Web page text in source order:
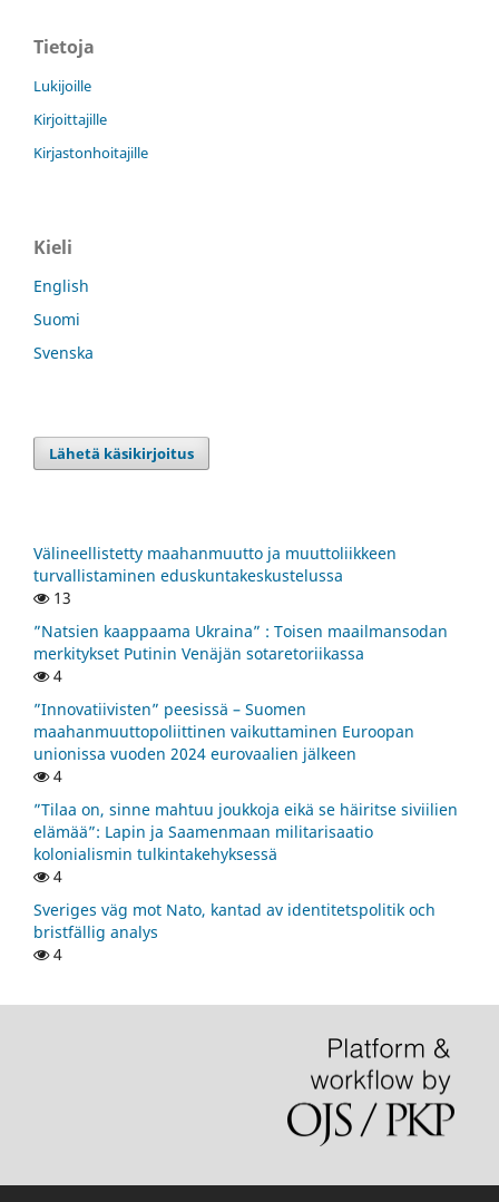
Tietoja
Lukijoille
Kirjoittajille
Kirjastonhoitajille
Kieli
English
Suomi
Svenska
Lähetä käsikirjoitus
Välineellistetty maahanmuutto ja muuttoliikkeen
turvallistaminen eduskuntakeskustelussa
13
”Natsien kaappaama Ukraina” : Toisen maailmansodan
merkitykset Putinin Venäjän sotaretoriikassa
4
”Innovatiivisten” peesissä – Suomen
maahanmuuttopoliittinen vaikuttaminen Euroopan
unionissa vuoden 2024 eurovaalien jälkeen
4
”Tilaa on, sinne mahtuu joukkoja eikä se häiritse siviilien
elämää”: Lapin ja Saamenmaan militarisaatio
kolonialismin tulkintakehyksessä
4
Sveriges väg mot Nato, kantad av identitetspolitik och
bristfällig analys
4